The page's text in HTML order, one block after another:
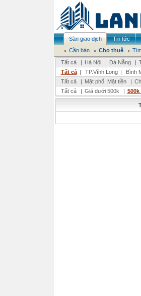
Sàn giao dịch Tin tức
Cần bán
Cho thuê
Tất cả
| Hà Nội | Đà Nẵng |
Tất cả | TP.Vĩnh Long | Bình
Tất cả
| Mặt phố, Mặt tiền |
Tất cả
| Giá dưới 500k | 500k